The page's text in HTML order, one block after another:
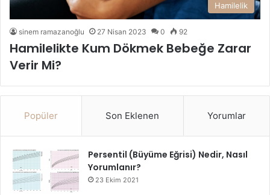
Hamilelik
sinem ramazanoğlu 27 Nisan 2023 0 92
Hamilelikte Kum Dökmek Bebeğe Zarar
Verir Mi?
Popüler Son Eklenen Yorumlar
Persentil (Büyüme Eğrisi) Nedir, Nasıl
Yorumlanır?
23 Ekim 2021